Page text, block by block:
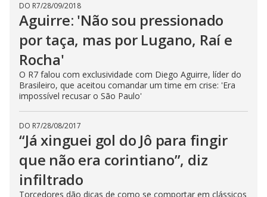
DO R7/28/09/2018
Aguirre: 'Não sou pressionado
por taça, mas por Lugano, Raí e
Rocha'
O R7 falou com exclusividade com Diego Aguirre, líder do
Brasileiro, que aceitou comandar um time em crise: 'Era
impossível recusar o São Paulo'
DO R7/28/08/2017
“Já xinguei gol do Jô para fingir
que não era corintiano”, diz
infiltrado
Torcedores dão dicas de como se comportar em clássicos